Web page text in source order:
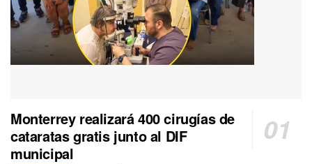
Monterrey realizará 400 cirugías de
cataratas gratis junto al DIF
municipal